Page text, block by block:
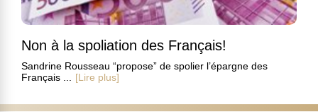
Non à la spoliation des Français!
Sandrine Rousseau “propose” de spolier l’épargne des
Français ...
[Lire plus]